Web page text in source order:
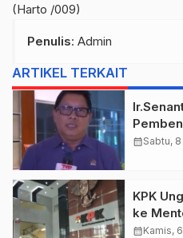
(Harto /009)
Penulis: Admin
ARTIKEL TERKAIT
Taspen
calendar_monthSabtu,
KPK
ke
Terkait
calendar_monthKamis,